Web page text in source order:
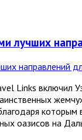
лучших
Links включил
оазисов на